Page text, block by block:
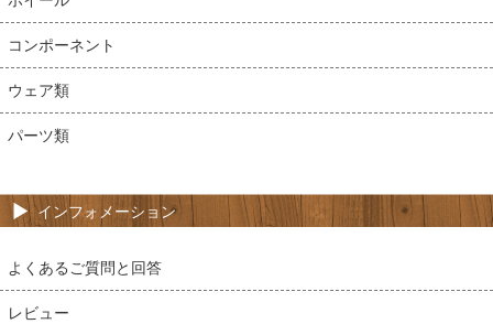
コンポーネント
ウェア類
パーツ類
インフォメーション
よくあるご質問と回答
レビュー